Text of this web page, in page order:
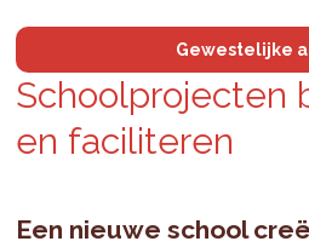
Gewestelijke
School­pro­jec­ten
en fa­ci­li­te­ren
Een nieuwe school